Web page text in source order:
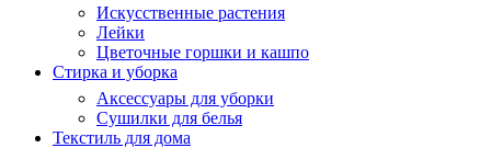
Искусственные растения
Лейки
Цветочные горшки и кашпо
Стирка и уборка
Аксессуары для уборки
Сушилки для белья
Текстиль для дома